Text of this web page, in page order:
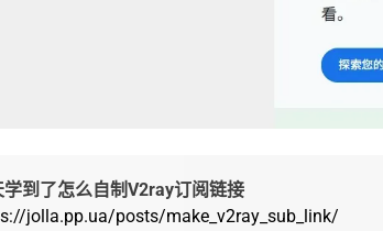
学到了怎么自制V2ray订阅链接
jolla.pp.ua/posts/make_v2ray_sub_link/